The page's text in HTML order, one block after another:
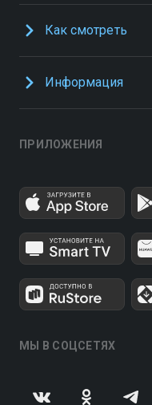
Как смотреть
Информация
ПРИЛОЖЕНИЯ
МЫ В СОЦСЕТЯХ